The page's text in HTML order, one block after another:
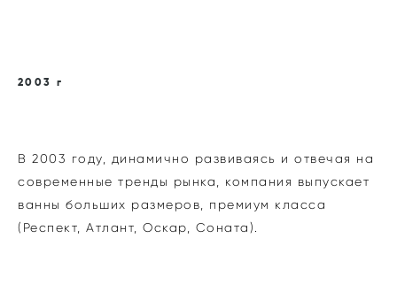
2003 г
В 2003 году, динамично развиваясь и отвечая на
современные тренды рынка, компания выпускает
ванны больших размеров, премиум класса
(Респект, Атлант, Оскар, Соната).